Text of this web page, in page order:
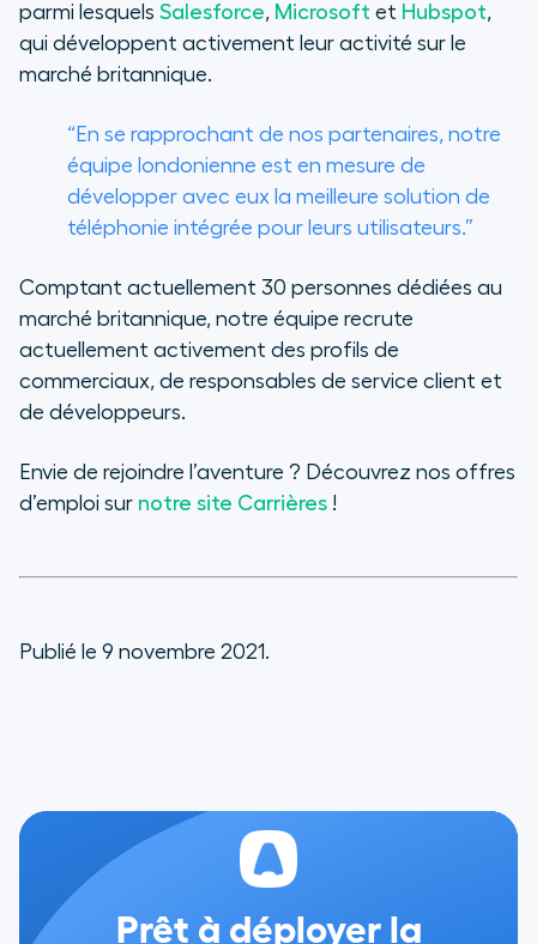
parmi lesquels Salesforce, Microsoft et Hubspot,
qui développent activement leur activité sur le
marché britannique.
“En se rapprochant de nos partenaires, notre
équipe londonienne est en mesure de
développer avec eux la meilleure solution de
téléphonie intégrée pour leurs utilisateurs.”
Comptant actuellement 30 personnes dédiées au
marché britannique, notre équipe recrute
actuellement activement des profils de
commerciaux, de responsables de service client et
de développeurs.
Envie de rejoindre l’aventure ? Découvrez nos offres
d’emploi sur notre site Carrières !
Publié le 9 novembre 2021.
Prêt à déployer la